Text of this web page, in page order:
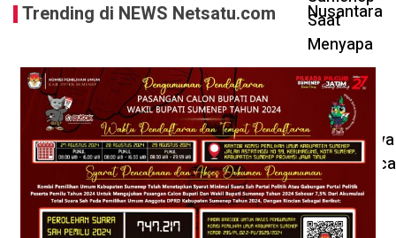
Trending di NEWS Netsatu.com